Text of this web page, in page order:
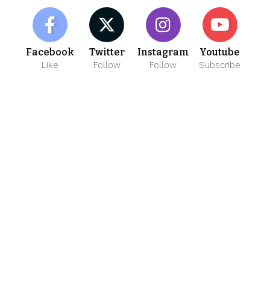
Facebook
Like
Twitter
Follow
Instagram
Follow
Youtube
Subscribe